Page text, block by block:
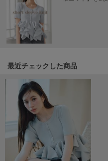
miies miim
ミーエスミーム
Mila Owen
MOIGE
MUCHA
ミュシャ
NEW Balance
ニューバランス
最近チェックした商品